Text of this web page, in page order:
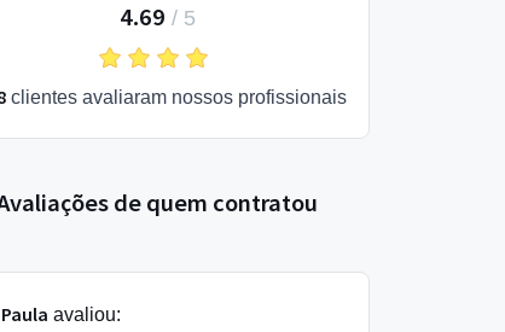
4.69 / 5
clientes avaliaram nossos profissionais
de quem contratou
avaliou: